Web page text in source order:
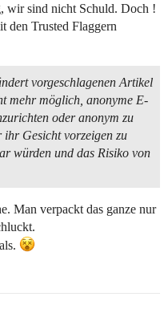
wir sind nicht Schuld. Doch !
den Trusted Flaggern
vorgeschlagenen Artikel
mehr möglich, anonyme E-
oder anonym zu
ihr Gesicht vorzeigen zu
würden und das Risiko von
Man verpackt das ganze nur